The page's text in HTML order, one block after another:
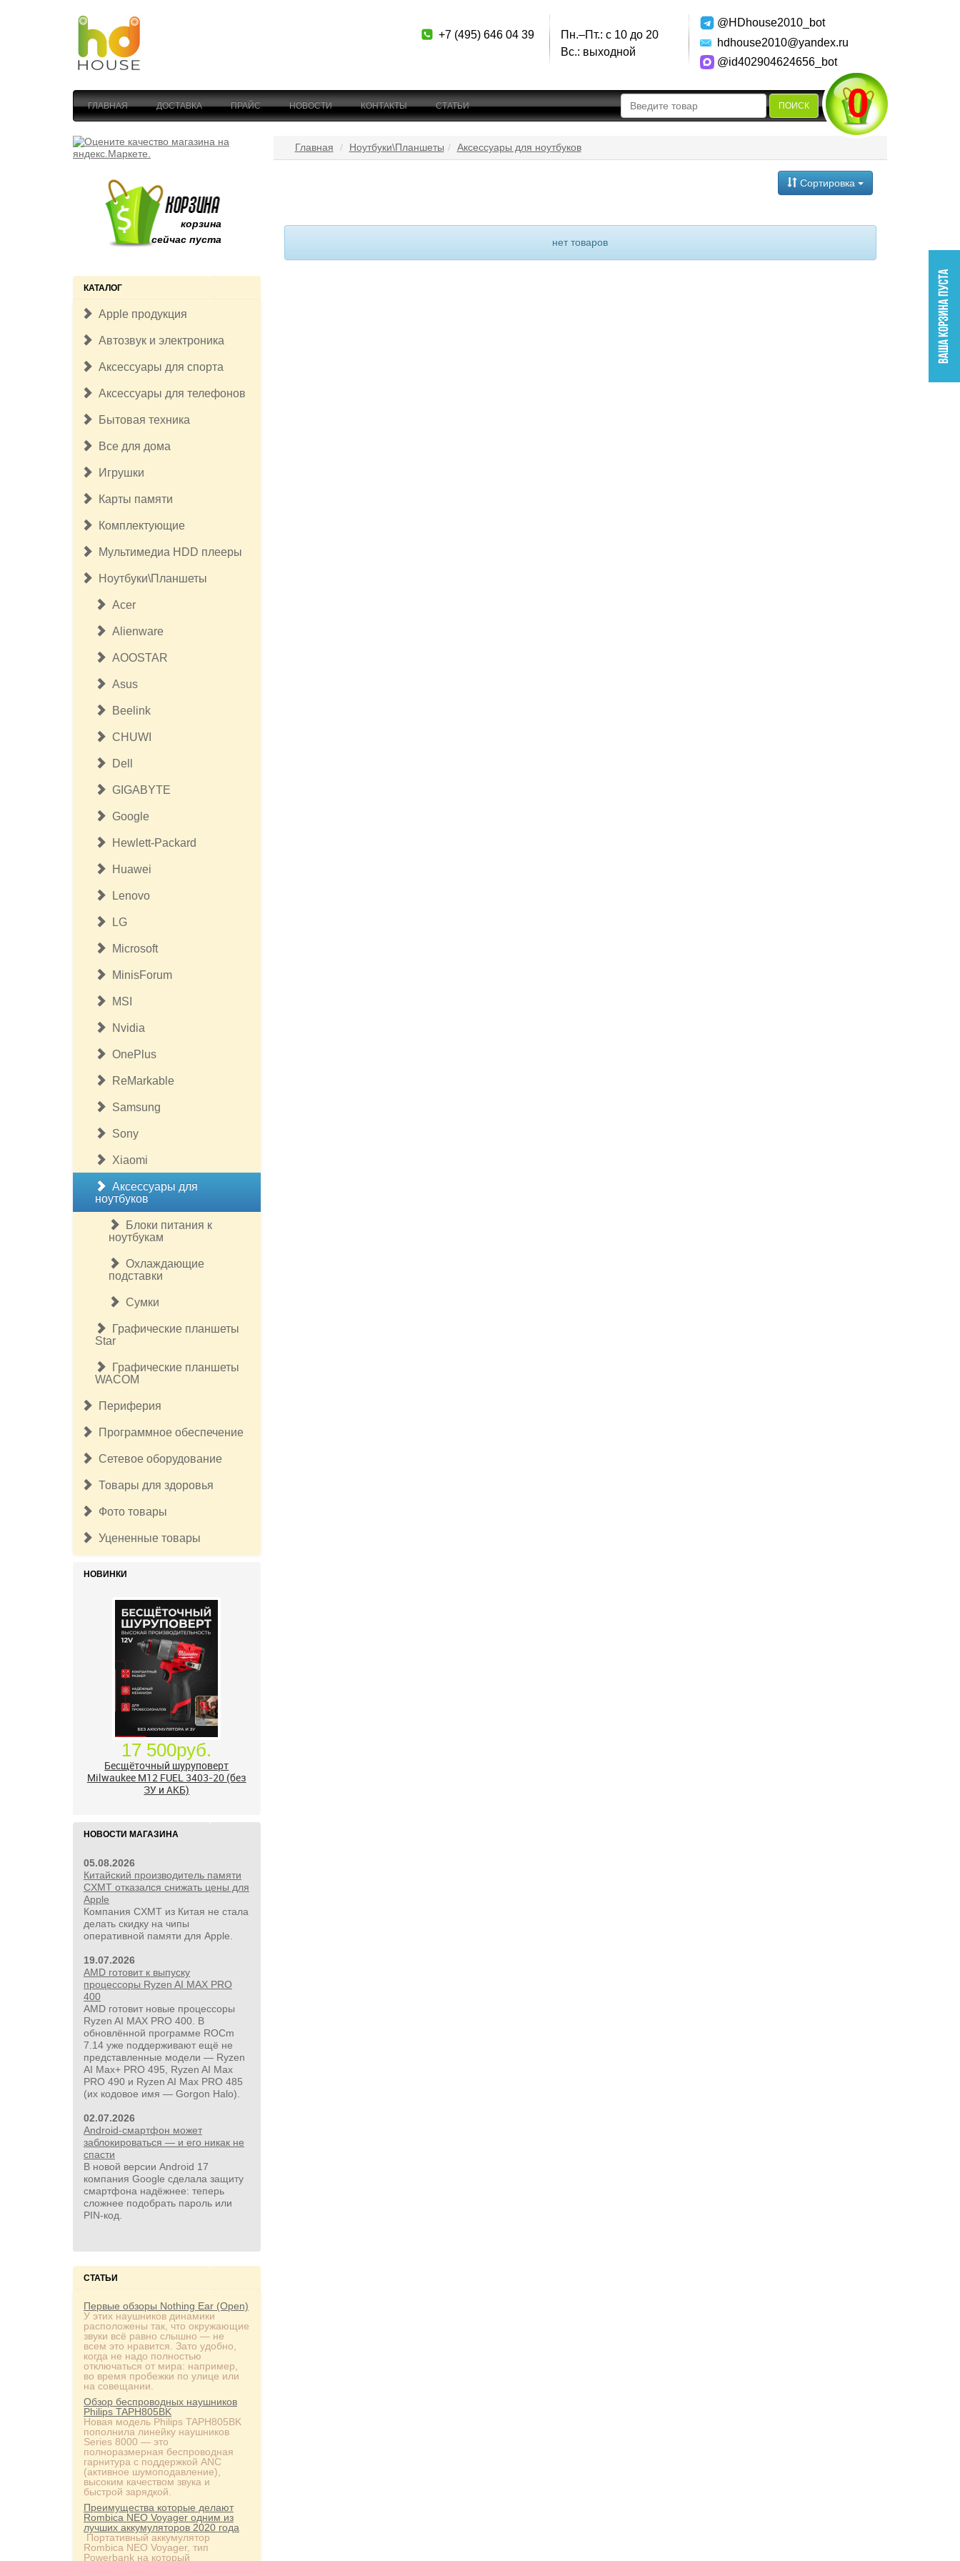
+7 (495) 646 04 39
Пн.–Пт.: с 10 до 20
Вс.: выходной
@HDhouse2010_bot
hdhouse2010@yandex.ru
@id402904624656_bot
ГЛАВНАЯ ДОСТАВКА ПРАЙС НОВОСТИ КОНТАКТЫ СТАТЬИ ПОИСК 0
корзина
сейчас пуста
КАТАЛОГ
Apple продукция
Автозвук и электроника
Аксессуары для спорта
Аксессуары для телефонов
Бытовая техника
Все для дома
Игрушки
Карты памяти
Комплектующие
Мультимедиа HDD плееры
Ноутбуки\Планшеты
Acer
Alienware
AOOSTAR
Asus
Beelink
CHUWI
Dell
GIGABYTE
Google
Hewlett-Packard
Huawei
Lenovo
LG
Microsoft
MinisForum
MSI
Nvidia
OnePlus
ReMarkable
Samsung
Sony
Xiaomi
Аксессуары для
ноутбуков
Блоки питания к
ноутбукам
Охлаждающие
подставки
Сумки
Графические планшеты
Star
Графические планшеты
WACOM
Периферия
Программное обеспечение
Сетевое оборудование
Товары для здоровья
Фото товары
Уцененные товары
НОВИНКИ
17 500руб.
Бесщёточный шуруповерт
Milwaukee M12 FUEL 3403-20 (без
ЗУ и АКБ)
24 500руб.
УШМ болгарка Milwaukee M18
FUEL 2888-20 125 мм, красный
НОВОСТИ МАГАЗИНА
05.08.2026
Китайский производитель памяти
CXMT отказался снижать цены для
Apple
Компания CXMT из Китая не стала
делать скидку на чипы
оперативной памяти для Apple.
19.07.2026
AMD готовит к выпуску
процессоры Ryzen AI MAX PRO
400
AMD готовит новые процессоры
Ryzen AI MAX PRO 400. В
обновлённой программе ROCm
7.14 уже поддерживают ещё не
представленные модели — Ryzen
AI Max+ PRO 495, Ryzen AI Max
PRO 490 и Ryzen AI Max PRO 485
(их кодовое имя — Gorgon Halo).
02.07.2026
Android-смартфон может
заблокироваться — и его никак не
спасти
В новой версии Android 17
компания Google сделала защиту
смартфона надёжнее: теперь
сложнее подобрать пароль или
PIN‑код.
СТАТЬИ
Первые обзоры Nothing Ear (Open)
У этих наушников динамики
расположены так, что окружающие
звуки всё равно слышно — не
всем это нравится. Зато удобно,
когда не надо полностью
отключаться от мира: например,
во время пробежки по улице или
на совещании.
Обзор беспроводных наушников
Philips TAPH805BK
Новая модель Philips TAPH805BK
пополнила линейку наушников
Series 8000 — это
полноразмерная беспроводная
гарнитура с поддержкой ANC
(активное шумоподавление),
высоким качеством звука и
быстрой зарядкой.
Преимущества которые делают
Rombica NEO Voyager одним из
лучших аккумуляторов 2020 года
Портативный аккумулятор
Rombica NEO Voyager, тип
Powerbank на который
Главная Ноутбуки\Планшеты Аксессуары для ноутбуков
Сортировка
нет товаров